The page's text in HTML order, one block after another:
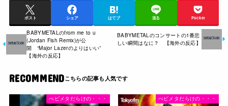
ポスト シェア はてブ 送る Pocket
BABYMETALのfrom me to u
(Jordan Fish Remix)が公
開 “Major Lazerのよりはいい”
【海外の反応】
BABYMETALのコンサートの1番悲
しい瞬間はなに？ 【海外の反応】
RECOMMEND
べビメタだらけの・・・ べビメタだらけの・・・